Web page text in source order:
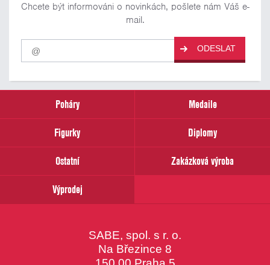
Chcete být informováni o novinkách, pošlete nám Váš e-
mail.
Pro
odběr
našich
email
ODESLAT
Poháry
Medaile
Figurky
Diplomy
Ostatní
Zakázková výroba
Výprodej
SABE, spol. s r. o.
Na Březince 8